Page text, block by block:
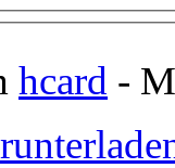
hcard -